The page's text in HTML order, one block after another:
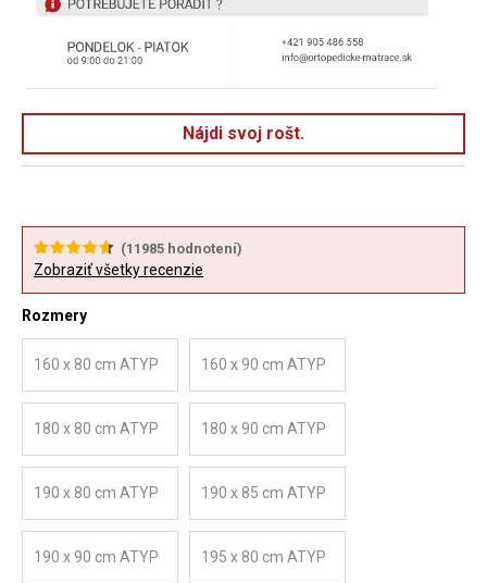
Nájdi svoj rošt.
(11985 hodnotení)
Zobraziť všetky recenzie
Rozmery
160 x 80 cm ATYP 160 x 90 cm ATYP
180 x 80 cm ATYP 180 x 90 cm ATYP
190 x 80 cm ATYP 190 x 85 cm ATYP
190 x 90 cm ATYP 195 x 80 cm ATYP